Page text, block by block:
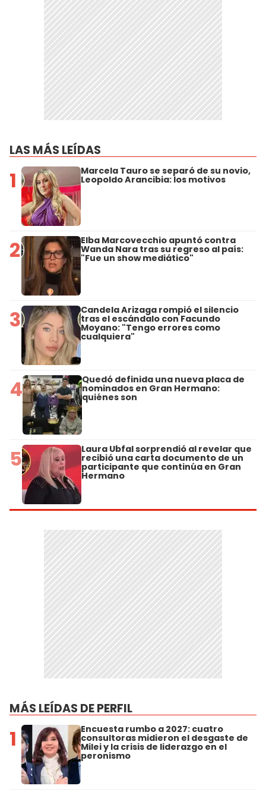
LAS MÁS LEÍDAS
1 Marcela Tauro se separó de su novio,
Leopoldo Arancibia: los motivos
2 Elba Marcovecchio apuntó contra
Wanda Nara tras su regreso al país:
"Fue un show mediático"
3 Candela Arizaga rompió el silencio
tras el escándalo con Facundo
Moyano: "Tengo errores como
cualquiera"
4 Quedó definida una nueva placa de
nominados en Gran Hermano:
quiénes son
5 Laura Ubfal sorprendió al revelar que
recibió una carta documento de un
participante que continúa en Gran
Hermano
MÁS LEÍDAS DE PERFIL
1 Encuesta rumbo a 2027: cuatro
consultoras midieron el desgaste de
Milei y la crisis de liderazgo en el
peronismo